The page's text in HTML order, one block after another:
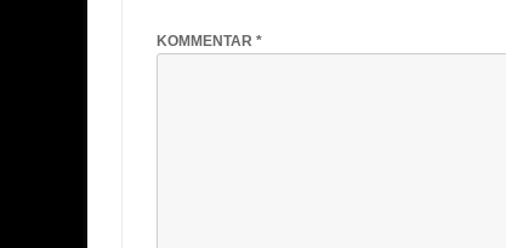
KOMMENTAR *